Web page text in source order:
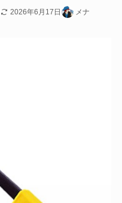
2026年6月17日 メナ